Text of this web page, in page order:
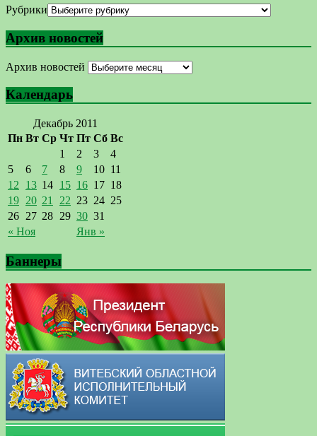
Рубрики
Архив новостей
Архив новостей
Календарь
Декабрь 2011
Пн Вт Ср Чт Пт Сб Вс
« Ноя Янв »
1 2 3
4
5
6 7 8 9 10 11
12
13 14 15 16 17 18
19 20 21 22 23 24 25
26 27 28 29 30 31
Баннеры